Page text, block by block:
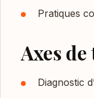
Pratiques
Axes
Diagnostic